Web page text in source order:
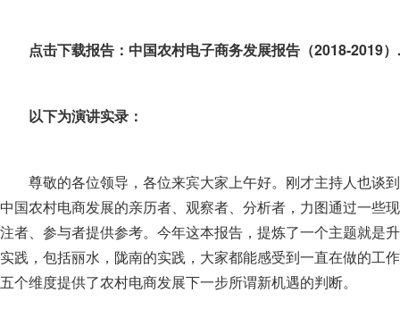
点击下载报告： 中国农村电子商务发展报告（2018-2019
以下为演讲实录：
尊敬的各位领导，各位来宾大家上午好。刚才主持人也谈
中国农村电商发展的亲历者、观察者、分析者，力图通过一些
注者、参与者提供参考。今年这本报告，提炼了一个主题就是
实践，包括丽水，陇南的实践，大家都能感受到一直在做的工
五个维度提供了农村电商发展下一步所谓新机遇的判断。